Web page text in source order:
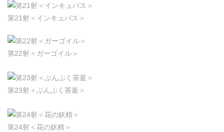
第21射＜インキュバス＞
第22射＜ガーゴイル＞
第23射＜ぶんぶく茶釜＞
第24射＜花の妖精＞